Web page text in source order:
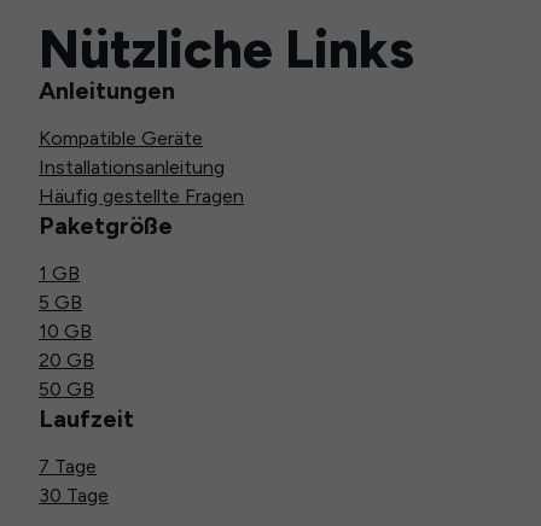
Nützliche Links
Anleitungen
Kompatible Geräte
Installationsanleitung
Häufig gestellte Fragen
Paketgröße
1 GB
5 GB
10 GB
20 GB
50 GB
Laufzeit
7 Tage
30 Tage